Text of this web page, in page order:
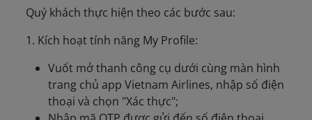
Quý khách thực hiện theo các bước sau:
1. Kích hoạt tính năng My Profile:
Vuốt mở thanh công cụ dưới cùng màn hình
trang chủ app Vietnam Airlines, nhập số điện
thoại và chọn "Xác thực";